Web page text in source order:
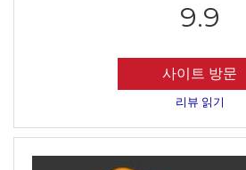
9.9
사이트 방문
리뷰 읽기